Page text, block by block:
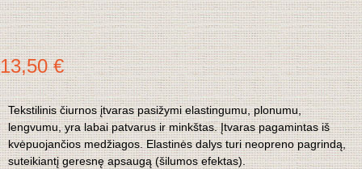
13,50 €
Tekstilinis čiurnos įtvaras pasižymi elastingumu, plonumu,
lengvumu, yra labai patvarus ir minkštas. Įtvaras pagamintas iš
kvėpuojančios medžiagos. Elastinės dalys turi neopreno pagrindą,
suteikiantį geresnę apsaugą (šilumos efektas).